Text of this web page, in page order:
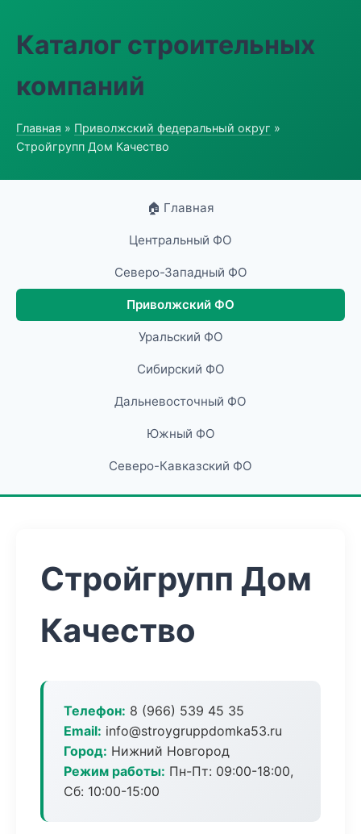
Каталог строительных
компаний
Главная » Приволжский федеральный округ »
Стройгрупп Дом Качество
🏠 Главная
Центральный ФО
Северо-Западный ФО
Приволжский ФО
Уральский ФО
Сибирский ФО
Дальневосточный ФО
Южный ФО
Северо-Кавказский ФО
Стройгрупп Дом
Качество
Телефон: 8 (966) 539 45 35
Email: info@stroygruppdomka53.ru
Город: Нижний Новгород
Режим работы: Пн-Пт: 09:00-18:00,
Сб: 10:00-15:00